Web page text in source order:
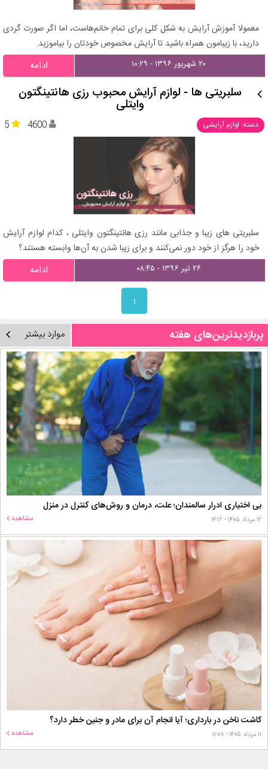
معمولا آموزش آرایش به شکل کلی برای تمام خانم‌هاست، اما اگر صورت گردی
دارید، با زیبامون همراه باشید تا آرایش مخصوص خودتان را بیاموزید.
۲۰ شهریور ۱۳۹۶ - ۱۰:۲۹ ادامه
سلبریتی ها - لوازم آرایش محبوب رزی هانتینگتون
وایتلی
دسته: لوازم آرایشی 5 4600
سلبریتی‌ های زیبا و جذابی مانند رزی هانتینگتون وایتلی ، کدام لوازم آرایش
خود را هرگز از خود دور نمی‌کنند و برای زیبا شدن به آن‌ها وابسته هستند؟
۲۶ تیر ۱۳۹۶ - ۰۸:۴۵ ادامه
۱
پربازدیدترین‌های هفته موارد بیشتر
بی اختیاری ادرار سالمندان؛ علت، درمان و روش‌های کنترل در منزل
۱۲ مرداد ۱۴۰۵ - ۱۴:۱۶ مشاهده
کاشت ناخن در بارداری؛ آیا انجام آن برای مادر و جنین خطر دارد؟
۱۱ مرداد ۱۴۰۵ - ۱۱:۰۸ مشاهده